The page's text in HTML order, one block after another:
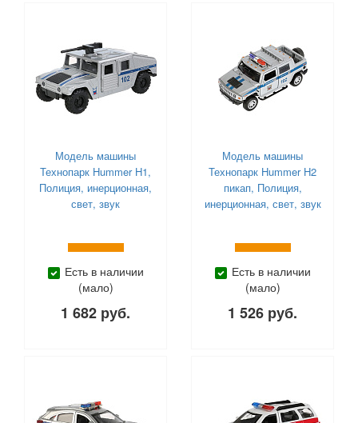
Модель машины
Технопарк Hummer H1,
Полиция, инерционная,
свет, звук
Есть в наличии
(мало)
1 682 руб.
Модель машины
Технопарк Hummer H2
пикап, Полиция,
инерционная, свет, звук
Есть в наличии
(мало)
1 526 руб.